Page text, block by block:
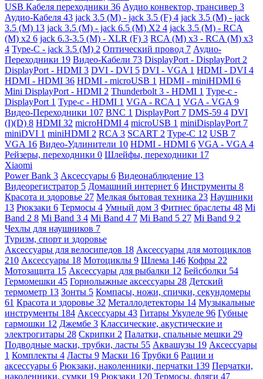
USB Кабеля переходники 36 Аудио конвектор, трансивер 3
Аудио-Кабеля 43 jack 3.5 (M) - jack 3.5 (F) 4 jack 3.5 (M) - jack
3.5 (M) 13 jack 3.5 (M) - jack 6.5 (M) X2 4 jack 3.5 (M) - RCA
(M) x2 6 jack 6.3-3.5 (M) - XLR (F) 3 RCA (M) x3 - RCA (M) x3
4 Type-C - jack 3.5 (M) 2 Оптический провод 7 Аудио-
Переходники 19 Видео-Кабели 73 DisplayPort - DisplayPort 2
DisplayPort - HDMI 3 DVI - DVI 5 DVI - VGA 1 HDMI - DVI 4
HDMI - HDMI 36 HDMI - microUSB 1 HDMI - miniHDMI 6
Mini DisplayPort - HDMI 2 Thunderbolt 3 - HDMI 1 Type-c -
DisplayPort 1 Type-c - HDMI 1 VGA - RCA 1 VGA - VGA 9
Видео-Переходники 107 BNC 1 DisplayPort 7 DMS-59 4 DVI
(I)(D) 8 HDMI 32 microHDMI 4 microUSB 1 miniDisplayPort 7
miniDVI 1 miniHDMI 2 RCA 3 SCART 2 Type-C 12 USB 7
VGA 16 Видео-Удлинители 10 HDMI - HDMI 6 VGA - VGA 4
Рейзеры, переходники 0 Шлейфы, переходники 17
Xiaomi
Power Bank 3 Аксессуары 6 Видеонаблюдение 13
Видеорегистратор 5 Домашний интернет 6 Инструменты 8
Красота и здоровье 27 Мелкая бытовая техника 23 Наушники
13 Рюкзаки 6 Термосы 4 Умный дом 3 Фитнес браслеты 48 Mi
Band 2 8 Mi Band 3 4 Mi Band 4 7 Mi Band 5 27 Mi Band 9 2
Чехлы для наушников 7
Туризм, спорт и здоровье
Аксессуары для велосипедов 18 Аксессуары для мотоциклов
210 Аксессуары 18 Мотоциклы 9 Шлема 146 Кофры 22
Мотозащита 15 Аксессуары для рыбалки 12 Бейсболки 54
Гермомешки 45 Горнолыжные аксессуары 28 Детский
термометр 13 Зонты 5 Компасы, ножи, спички, секундомеры
61 Красота и здоровье 32 Металлодетекторы 14 Музыкальные
инструменты 184 Аксессуары 43 Гитары Укулеле 96 Губные
гармошки 12 Джембе 3 Классические, акустические и
электрогитары 28 Скрипки 2 Палатки, спальные мешки 29
Подводные маски, трубки, ласты 55 Аквашузы 19 Аксессуары
1 Комплекты 4 Ласты 9 Маски 16 Трубки 6 Рации и
аксессуары 6 Рюкзаки, наколенники, перчатки 139 Перчатки,
наколенники, сумки 19 Рюкзаки 120 Термосы, фляги 47